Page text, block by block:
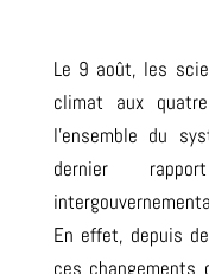
Le 9 août, les
climat aux
l’ensemble du
dernier
En effet, depuis
ces changements